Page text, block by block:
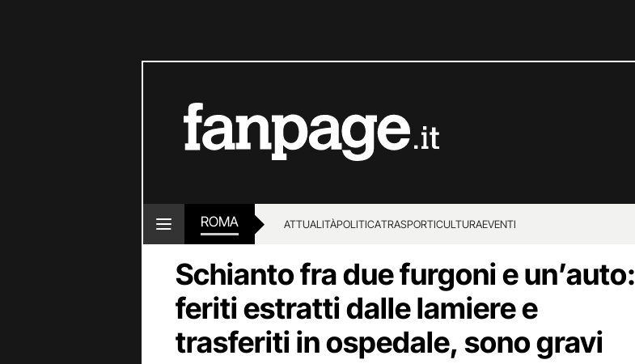
ROMA ATTUALITÀPOLITICATRASPORTICULTURAEVENTI
Schianto fra due furgoni e un’auto:
feriti estratti dalle lamiere e
trasferiti in ospedale, sono gravi